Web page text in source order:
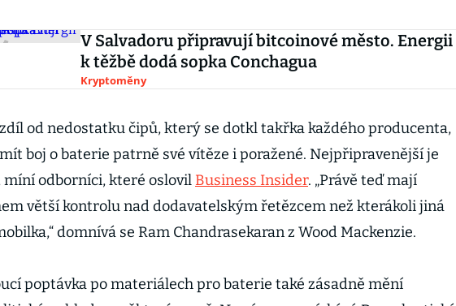
V Salvadoru připravují bitcoinové město. Energii
k těžbě dodá sopka Conchagua
Kryptoměny
od nedostatku čipů, který se dotkl takřka každého producenta,
boj o baterie patrně své vítěze i poražené. Nejpřipravenější je
míní odborníci, které oslovil Business Insider. „Právě teď mají
větší kontrolu nad dodavatelským řetězcem než kterákoli jiná
domnívá se Ram Chandrasekaran z Wood Mackenzie.
poptávka po materiálech pro baterie také zásadně mění